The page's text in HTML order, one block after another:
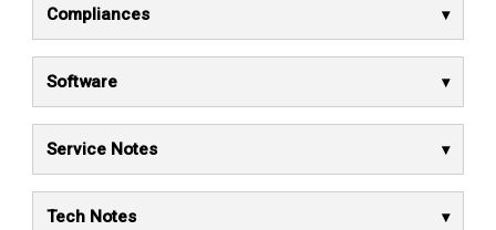
Compliances
Software
Service Notes
Tech Notes